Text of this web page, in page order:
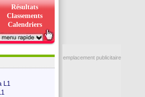
Résultats
Classements
Calendriers
L1
emplacement publicitaire